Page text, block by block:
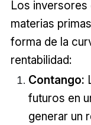
Los
materias
forma de la
rentabilidad:
Contango:
futuros en
generar un